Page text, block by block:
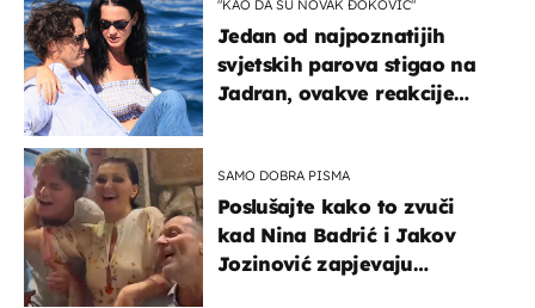
"KAO DA SU NOVAK ĐOKOVIĆ"
Jedan od najpoznatijih
svjetskih parova stigao na
Jadran, ovakve reakcije
SAMO DOBRA PISMA
Poslušajte kako to zvuči
kad Nina Badrić i Jakov
Jozinović zapjevaju